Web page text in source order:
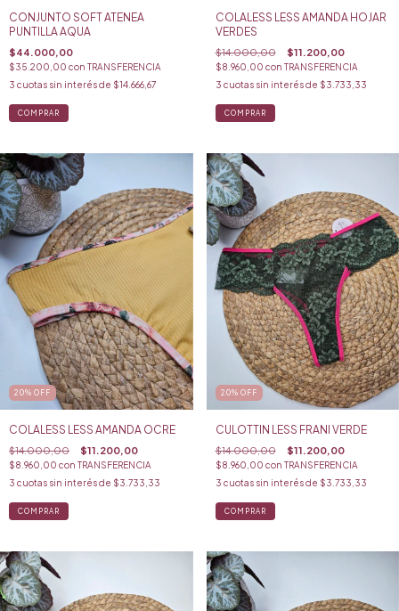
CONJUNTO SOFT ATENEA
PUNTILLA AQUA
$44.000,00
$35.200,00 con TRANSFERENCIA
3 cuotas sin interés de $14.666,67
COMPRAR
COLALESS LESS AMANDA HOJAR
VERDES
$14.000,00 $11.200,00
$8.960,00 con TRANSFERENCIA
3 cuotas sin interés de $3.733,33
COMPRAR
20% OFF
COLALESS LESS AMANDA OCRE
$14.000,00 $11.200,00
$8.960,00 con TRANSFERENCIA
3 cuotas sin interés de $3.733,33
COMPRAR
20% OFF
CULOTTIN LESS FRANI VERDE
$14.000,00 $11.200,00
$8.960,00 con TRANSFERENCIA
3 cuotas sin interés de $3.733,33
COMPRAR